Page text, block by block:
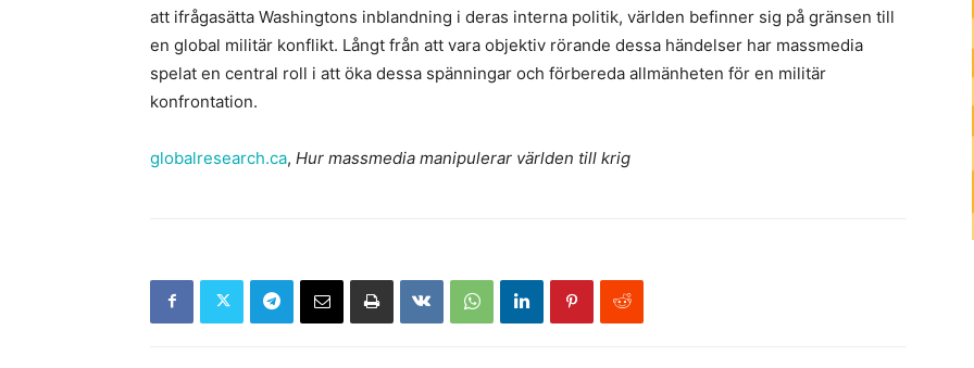
att ifrågasätta Washingtons inblandning i deras interna politik, världen befinner sig på gränsen till
en global militär konflikt. Långt från att vara objektiv rörande dessa händelser har massmedia
spelat en central roll i att öka dessa spänningar och förbereda allmänheten för en militär
konfrontation.
globalresearch.ca, Hur massmedia manipulerar världen till krig